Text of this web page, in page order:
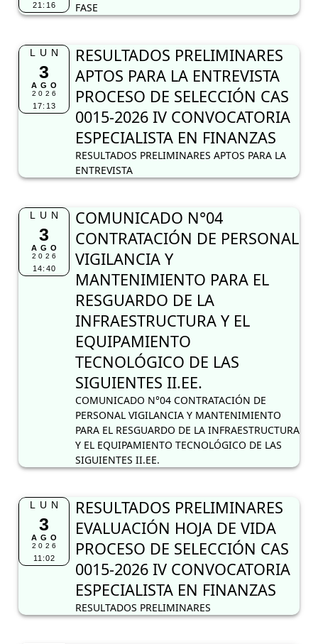
21:16
FASE
LUN
3
AGO
2026
17:13
RESULTADOS PRELIMINARES
APTOS PARA LA ENTREVISTA
PROCESO DE SELECCIÓN CAS
0015-2026 IV CONVOCATORIA
ESPECIALISTA EN FINANZAS
RESULTADOS PRELIMINARES APTOS PARA LA
ENTREVISTA
LUN
3
AGO
2026
14:40
COMUNICADO N°04
CONTRATACIÓN DE PERSONAL
VIGILANCIA Y
MANTENIMIENTO PARA EL
RESGUARDO DE LA
INFRAESTRUCTURA Y EL
EQUIPAMIENTO
TECNOLÓGICO DE LAS
SIGUIENTES II.EE.
COMUNICADO N°04 CONTRATACIÓN DE
PERSONAL VIGILANCIA Y MANTENIMIENTO
PARA EL RESGUARDO DE LA INFRAESTRUCTURA
Y EL EQUIPAMIENTO TECNOLÓGICO DE LAS
SIGUIENTES II.EE.
LUN
3
AGO
2026
11:02
RESULTADOS PRELIMINARES
EVALUACIÓN HOJA DE VIDA
PROCESO DE SELECCIÓN CAS
0015-2026 IV CONVOCATORIA
ESPECIALISTA EN FINANZAS
RESULTADOS PRELIMINARES